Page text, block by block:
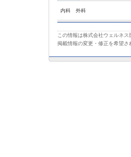
内科 外科
この情報は株式会社ウェルネ
掲載情報の変更・修正を希望さ